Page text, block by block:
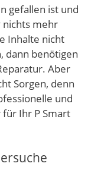
gefallen ist und
nichts mehr
Inhalte nicht
dann benötigen
Aber
Sorgen, denn
und
für Ihr P Smart